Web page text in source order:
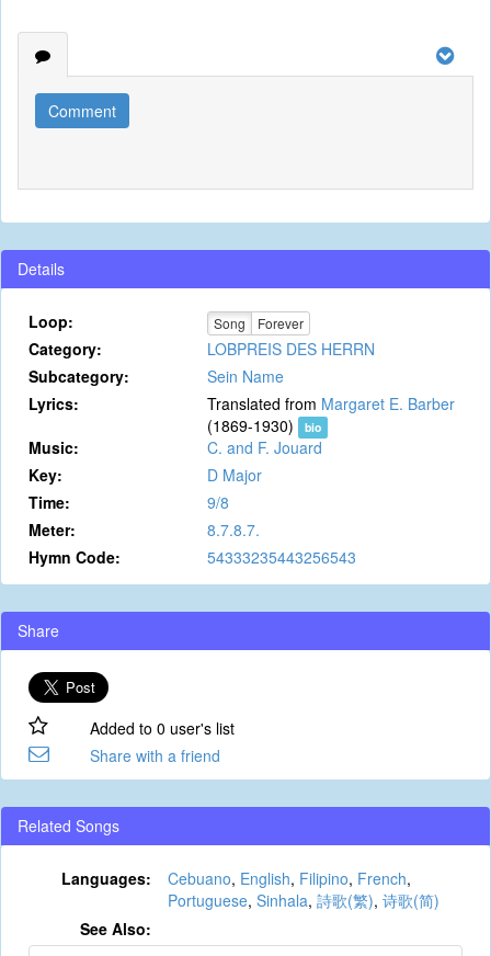
Comment
Details
Loop: Song Forever
Category:
LOBPREIS DES HERRN
Subcategory:
Sein Name
Lyrics:
Translated from Margaret E. Barber
(1869-1930)
bio
Music:
C. and F. Jouard
Key:
D Major
Time:
9/8
Meter:
8.7.8.7.
Hymn Code:
54333235443256543
Share
Added to 0 user's list
Share with a friend
Related Songs
Languages: Cebuano, English, Filipino, French,
Portuguese, Sinhala, 詩歌(繁), 诗歌(简)
See Also: